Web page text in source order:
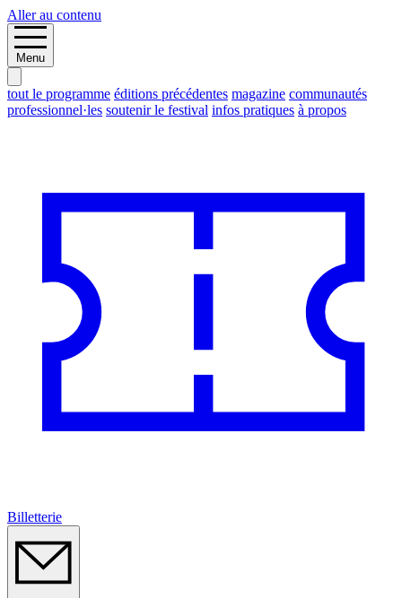
Aller au contenu
Menu
tout le programme éditions précédentes magazine communautés
professionnel·les soutenir le festival infos pratiques à propos
Billetterie